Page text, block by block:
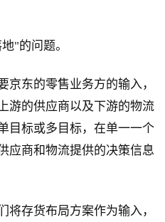
"的问题。
京东的零售业务方的输入，
游的供应商以及下游的物流
目标或多目标，在单一一个
应商和物流提供的决策信息
将存货布局方案作为输入，